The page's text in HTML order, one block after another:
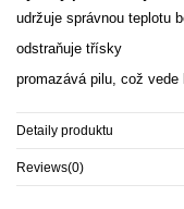
udržuje správnou teplotu
odstraňuje třísky
promazává pilu, což
Detaily produktu
Reviews(0)